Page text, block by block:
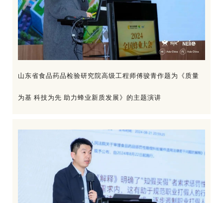
山东省食品药品检验研究院高级工程师傅骏青作题为《质量
为基 科技为先 助力蜂业新质发展》的主题演讲